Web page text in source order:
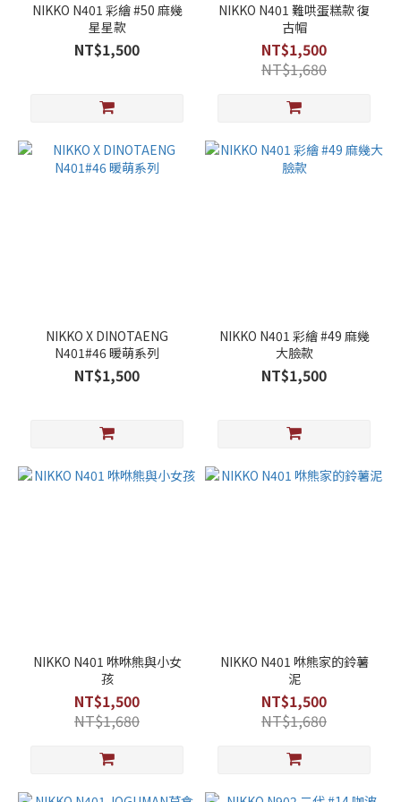
NIKKO N401 彩繪 #50 麻幾
星星款
NT$1,500
NIKKO N401 難哄蛋糕款 復
古帽
NT$1,500
NT$1,680
NIKKO X DINOTAENG
N401#46 暖萌系列
NT$1,500
NIKKO N401 彩繪 #49 麻幾
大臉款
NT$1,500
NIKKO N401 咻咻熊與小女
孩
NT$1,500
NT$1,680
NIKKO N401 咻熊家的鈴薯
泥
NT$1,500
NT$1,680